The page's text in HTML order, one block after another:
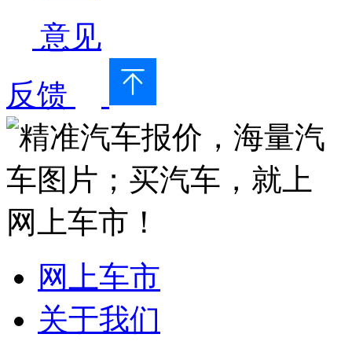
意见
反馈
网上车市
关于我们